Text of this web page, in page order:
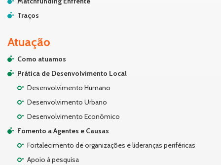
Traços
Atuação
Como atuamos
Prática de Desenvolvimento Local
Desenvolvimento Humano
Desenvolvimento Urbano
Desenvolvimento Econômico
Fomento a Agentes e Causas
Fortalecimento de organizações e lideranças periféricas
Apoio à pesquisa